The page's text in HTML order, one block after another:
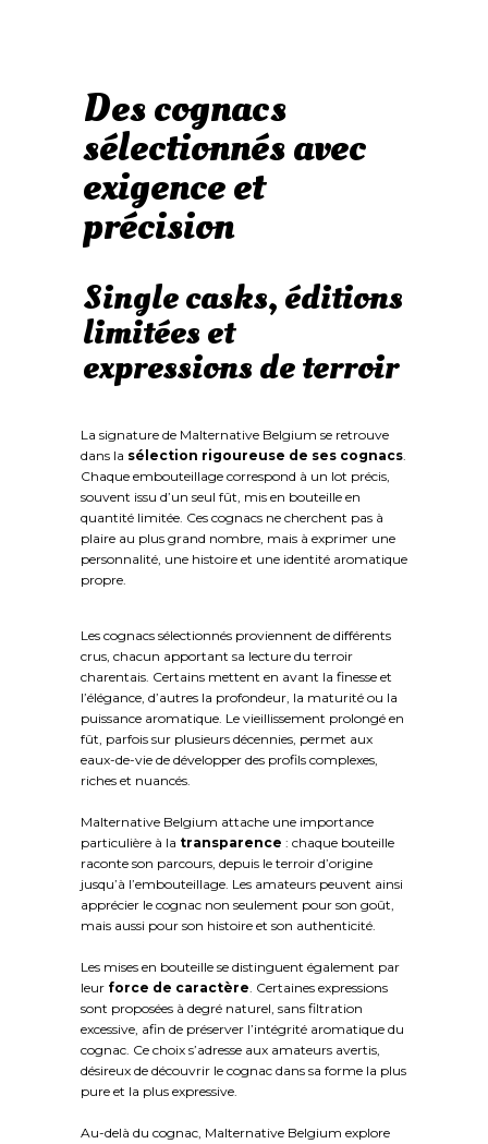
Des cognacs
sélectionnés avec
exigence et
précision
Single casks, éditions
limitées et
expressions de terroir
La signature de Malternative Belgium se retrouve
dans la sélection rigoureuse de ses cognacs
Chaque embouteillage correspond à un lot précis,
souvent issu d’un seul fût, mis en bouteille en
quantité limitée. Ces cognacs ne cherchent pas à
plaire au plus grand nombre, mais à exprimer une
personnalité, une histoire et une identité aromatique
propre.
Les cognacs sélectionnés proviennent de différents
crus, chacun apportant sa lecture du terroir
charentais. Certains mettent en avant la finesse et
l’élégance, d’autres la profondeur, la maturité ou la
puissance aromatique. Le vieillissement prolongé en
fût, parfois sur plusieurs décennies, permet aux
eaux-de-vie de développer des profils complexes,
riches et nuancés.
Malternative Belgium attache une importance
particulière à la transparence : chaque bouteille
raconte son parcours, depuis le terroir d’origine
jusqu’à l’embouteillage. Les amateurs peuvent ainsi
apprécier le cognac non seulement pour son goût,
mais aussi pour son histoire et son authenticité.
Les mises en bouteille se distinguent également par
leur force de caractère. Certaines expressions
sont proposées à degré naturel, sans filtration
excessive, afin de préserver l’intégrité aromatique du
cognac. Ce choix s’adresse aux amateurs avertis,
désireux de découvrir le cognac dans sa forme la plus
pure et la plus expressive.
Au-delà du cognac, Malternative Belgium explore